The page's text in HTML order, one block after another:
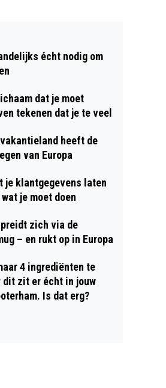
écht nodig om
dat je moet
tekenen dat je te veel
heeft de
van Europa
je klantgegevens laten
je moet doen
zich via de
– en rukt op in Europa
4 ingrediënten te
dit zit er écht in jouw
Is dat erg?